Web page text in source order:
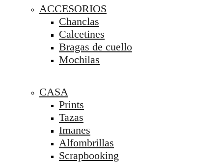
ACCESORIOS
Chanclas
Calcetines
Bragas de cuello
Mochilas
CASA
Prints
Tazas
Imanes
Alfombrillas
Scrapbooking